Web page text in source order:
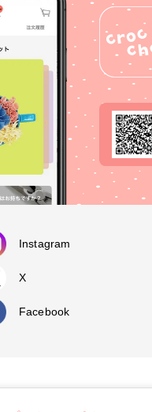
Instagram
X
Facebook